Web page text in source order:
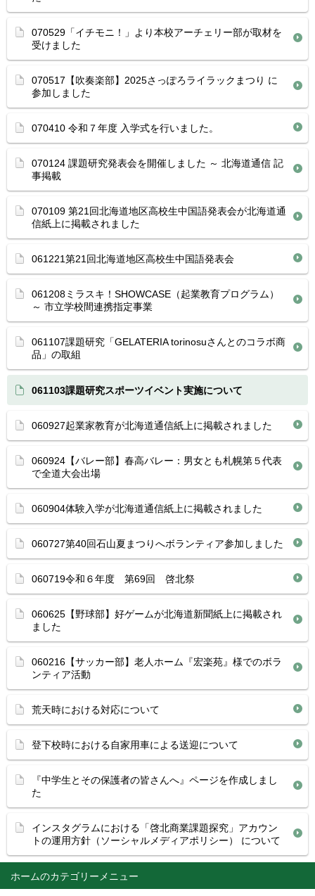
ホーム
070529「イチモニ！」より本校アーチェリー部が取材を
受けました
070517【吹奏楽部】2025さっぽろライラックまつり に
参加しました
070410 令和７年度 入学式を行いました。
070124 課題研究発表会を開催しました ～ 北海道通信 記
事掲載
070109 第21回北海道地区高校生中国語発表会が北海道通
信紙上に掲載されました
061221第21回北海道地区高校生中国語発表会
061208ミラスキ！SHOWCASE（起業教育プログラム）
～ 市立学校間連携指定事業
061107課題研究「GELATERIA torinosuさんとのコラボ商
品」の取組
061103課題研究スポーツイベント実施について
060927起業家教育が北海道通信紙上に掲載されました
060924【バレー部】春高バレー：男女とも札幌第５代表
で全道大会出場
060904体験入学が北海道通信紙上に掲載されました
060727第40回石山夏まつりへボランティア参加しました
060719令和６年度 第69回 啓北祭
060625【野球部】好ゲームが北海道新聞紙上に掲載され
ました
060216【サッカー部】老人ホーム『宏楽苑』様でのボラ
ンティア活動
荒天時における対応について
登下校時における自家用車による送迎について
『中学生とその保護者の皆さんへ』ページを作成しまし
た
インスタグラムにおける「啓北商業課題探究」アカウン
トの運用方針（ソーシャルメディアポリシー） について